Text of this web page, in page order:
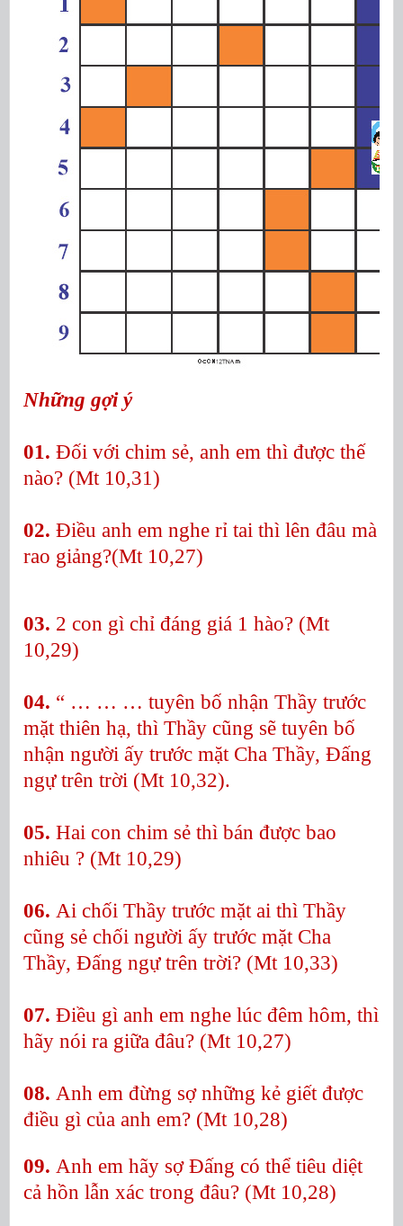
Những gợi ý
01. Đối với chim sẻ, anh em thì được thế
nào? (Mt 10,31)
02. Điều anh em nghe rỉ tai thì lên đâu mà
rao giảng?(Mt 10,27)
03. 2 con gì chỉ đáng giá 1 hào? (Mt
10,29)
04. “ … … … tuyên bố nhận Thầy trước
mặt thiên hạ, thì Thầy cũng sẽ tuyên bố
nhận người ấy trước mặt Cha Thầy, Đấng
ngự trên trời (Mt 10,32).
05. Hai con chim sẻ thì bán được bao
nhiêu ? (Mt 10,29)
06. Ai chối Thầy trước mặt ai thì Thầy
cũng sẻ chối người ấy trước mặt Cha
Thầy, Đấng ngự trên trời? (Mt 10,33)
07. Điều gì anh em nghe lúc đêm hôm, thì
hãy nói ra giữa đâu? (Mt 10,27)
08. Anh em đừng sợ những kẻ giết được
điều gì của anh em? (Mt 10,28)
09. Anh em hãy sợ Đấng có thể tiêu diệt
cả hồn lẫn xác trong đâu? (Mt 10,28)